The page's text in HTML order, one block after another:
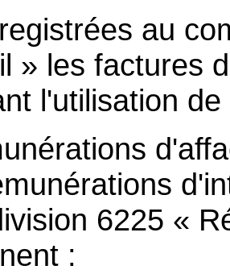
au
» les factures
l'utilisation
6225 «
: